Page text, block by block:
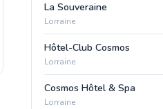
La Souveraine
Lorraine
Hôtel-Club Cosmos
Lorraine
Cosmos Hôtel & Spa
Lorraine